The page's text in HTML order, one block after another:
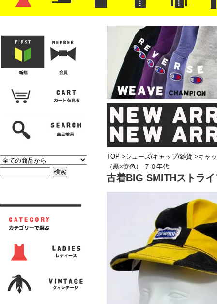
・レザーシューズ/スニーカー
・プリントTシャツ
・バンド/ツアー
・キャラクター
・Nike/adidas/スポーツ
・チャンピオン
・サーフ/スケート
・ボーダー/総柄/無地
・フットボール/リンガー
・タンクトップ/NBA・ポロシャツ
・半袖シャツ
・アロハ/サーフ/ボーリング
・ラルフ/ブランド
・無地/チェック/ストラ
・ワーク/ミリタリー/ウ
・ネル/ウール ・ショ
・アウ
・ジー
・
・ミリ
・コー
・コッ
・オー
・ジャ
ン
TOP >シューズ/キャップ/雑貨 >キャ
（黒×黄色） ７０年代
古着BIG SMITHストラ